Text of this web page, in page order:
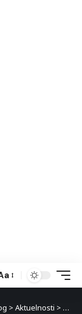
> Aktuelnosti >